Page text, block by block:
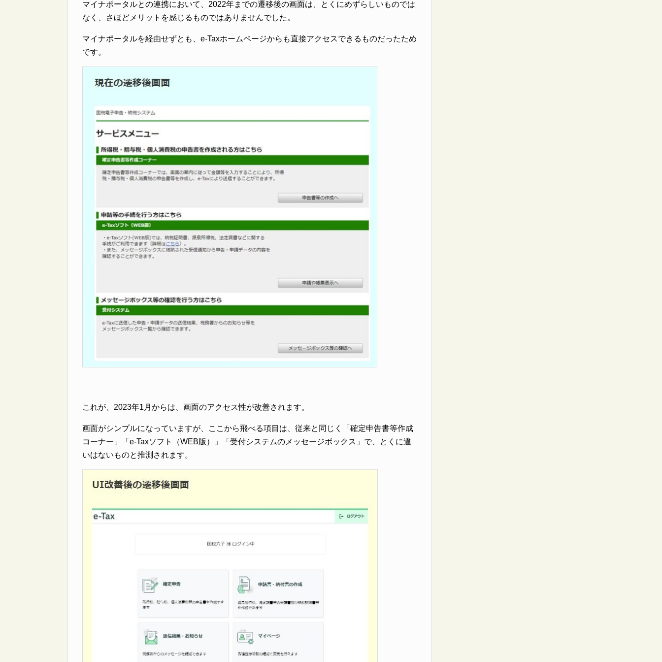
マイナポータルとの連携において、2022年までの遷移後の画面は、とくにめずらしいものでは
なく、さほどメリットを感じるものではありませんでした。
マイナポータルを経由せずとも、e-Taxホームページからも直接アクセスできるものだったため
です。
これが、2023年1月からは、画面のアクセス性が改善されます。
画面がシンプルになっていますが、ここから飛べる項目は、従来と同じく「確定申告書等作成
コーナー」「e-Taxソフト（WEB版）」「受付システムのメッセージボックス」で、とくに違
いはないものと推測されます。